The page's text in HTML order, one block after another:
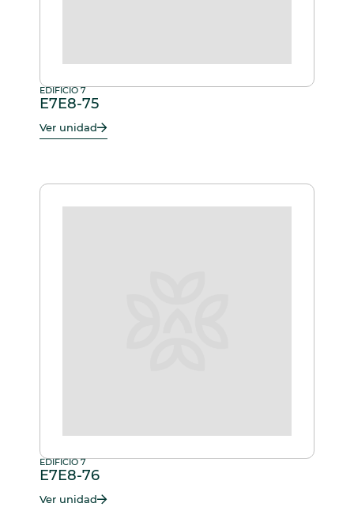
EDIFICIO 7
E7E8-75
Ver unidad
EDIFICIO 7
E7E8-76
Ver unidad